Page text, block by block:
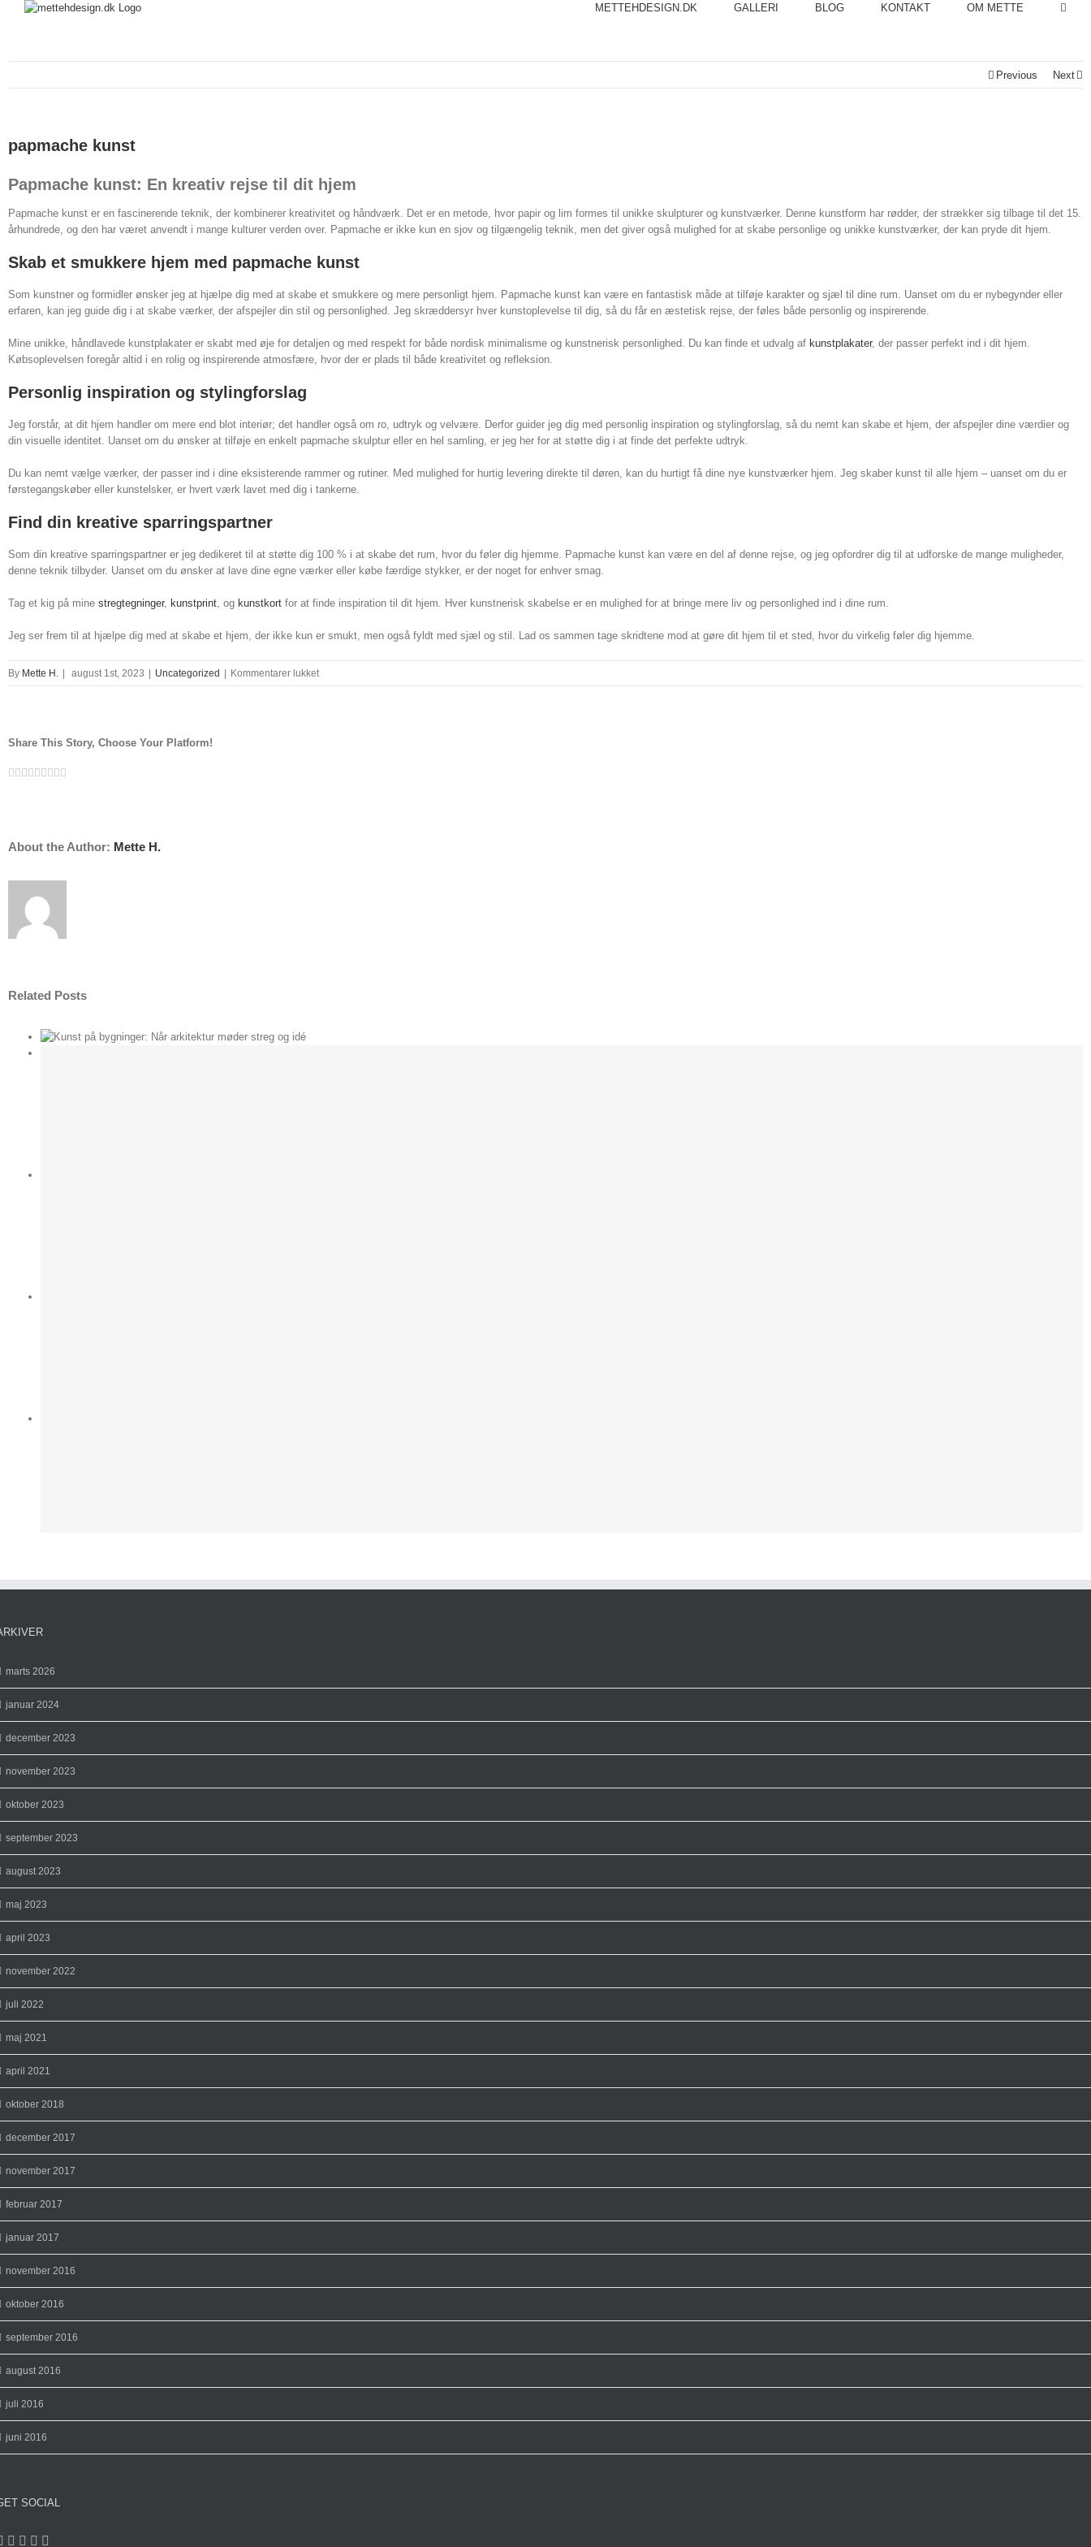
METTEHDESIGN.DK GALLERI BLOG KONTAKT OM METTE
Previous Next
papmache kunst
Papmache kunst: En kreativ rejse til dit hjem
Papmache kunst er en fascinerende teknik, der kombinerer kreativitet og håndværk. Det er en metode, hvor papir og lim formes til unikke skulpturer og kunstværker. Denne kunstform har rødder, der strækker sig tilbage til det 15.
århundrede, og den har været anvendt i mange kulturer verden over. Papmache er ikke kun en sjov og tilgængelig teknik, men det giver også mulighed for at skabe personlige og unikke kunstværker, der kan pryde dit hjem.
Skab et smukkere hjem med papmache kunst
Som kunstner og formidler ønsker jeg at hjælpe dig med at skabe et smukkere og mere personligt hjem. Papmache kunst kan være en fantastisk måde at tilføje karakter og sjæl til dine rum. Uanset om du er nybegynder eller
erfaren, kan jeg guide dig i at skabe værker, der afspejler din stil og personlighed. Jeg skræddersyr hver kunstoplevelse til dig, så du får en æstetisk rejse, der føles både personlig og inspirerende.
Mine unikke, håndlavede kunstplakater er skabt med øje for detaljen og med respekt for både nordisk minimalisme og kunstnerisk personlighed. Du kan finde et udvalg af kunstplakater, der passer perfekt ind i dit hjem.
Købsoplevelsen foregår altid i en rolig og inspirerende atmosfære, hvor der er plads til både kreativitet og refleksion.
Personlig inspiration og stylingforslag
Jeg forstår, at dit hjem handler om mere end blot interiør; det handler også om ro, udtryk og velvære. Derfor guider jeg dig med personlig inspiration og stylingforslag, så du nemt kan skabe et hjem, der afspejler dine værdier og
din visuelle identitet. Uanset om du ønsker at tilføje en enkelt papmache skulptur eller en hel samling, er jeg her for at støtte dig i at finde det perfekte udtryk.
Du kan nemt vælge værker, der passer ind i dine eksisterende rammer og rutiner. Med mulighed for hurtig levering direkte til døren, kan du hurtigt få dine nye kunstværker hjem. Jeg skaber kunst til alle hjem – uanset om du er
førstegangskøber eller kunstelsker, er hvert værk lavet med dig i tankerne.
Find din kreative sparringspartner
Som din kreative sparringspartner er jeg dedikeret til at støtte dig 100 % i at skabe det rum, hvor du føler dig hjemme. Papmache kunst kan være en del af denne rejse, og jeg opfordrer dig til at udforske de mange muligheder,
denne teknik tilbyder. Uanset om du ønsker at lave dine egne værker eller købe færdige stykker, er der noget for enhver smag.
Tag et kig på mine stregtegninger, kunstprint, og kunstkort for at finde inspiration til dit hjem. Hver kunstnerisk skabelse er en mulighed for at bringe mere liv og personlighed ind i dine rum.
Jeg ser frem til at hjælpe dig med at skabe et hjem, der ikke kun er smukt, men også fyldt med sjæl og stil. Lad os sammen tage skridtene mod at gøre dit hjem til et sted, hvor du virkelig føler dig hjemme.
By Mette H. august 1st, 2023 Uncategorized Kommentarer lukkettil
papmache
Share This Story, Choose Your Platform!
Facebook
Twitter
Linkedin
Reddit
Tumblr
Google+
Pinterest
Vk
About the Author: Mette H.
Related Posts
marts 2026
januar 2024
december 2023
november 2023
oktober 2023
september 2023
august 2023
maj 2023
april 2023
november 2022
juli 2022
maj 2021
april 2021
oktober 2018
december 2017
november 2017
februar 2017
januar 2017
november 2016
oktober 2016
september 2016
august 2016
juli 2016
juni 2016
SOCIAL